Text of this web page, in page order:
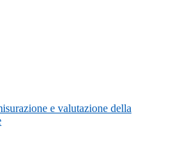
e valutazione della